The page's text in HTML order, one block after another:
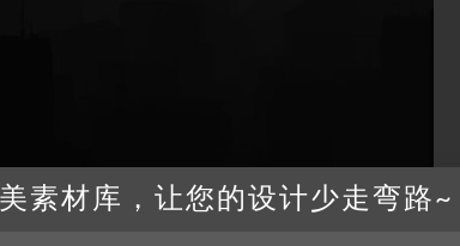
素材库，让您的设计少走弯路~